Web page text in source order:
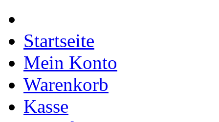
Startseite
Mein Konto
Warenkorb
Kasse